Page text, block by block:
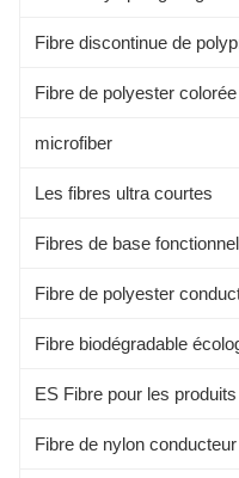
Fibre discontinue de
Fibre de polyester
microfiber
Les fibres ultra courtes
Fibres de base
Fibre de polyester
Fibre biodégradable
Fibre de protéine de
Fibre d'aloe
ES Fibre pour les
Fibre de nylon conducteur